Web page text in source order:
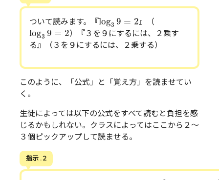
ついて読みます。『log3 9 = 2
log 39 2 』（
log3 9 = 2
log 39 = 2 ）『３を９にするには、２乗す
る』（３を９にするには、２乗する）
このように、「公式」と「覚え方」を読ませてい
く。
生徒によっては以下の公式をすべて読むと負担を感
じるかもしれない。クラスによってはここから２～
３個ピックアップして読ませる。
指示 . 2